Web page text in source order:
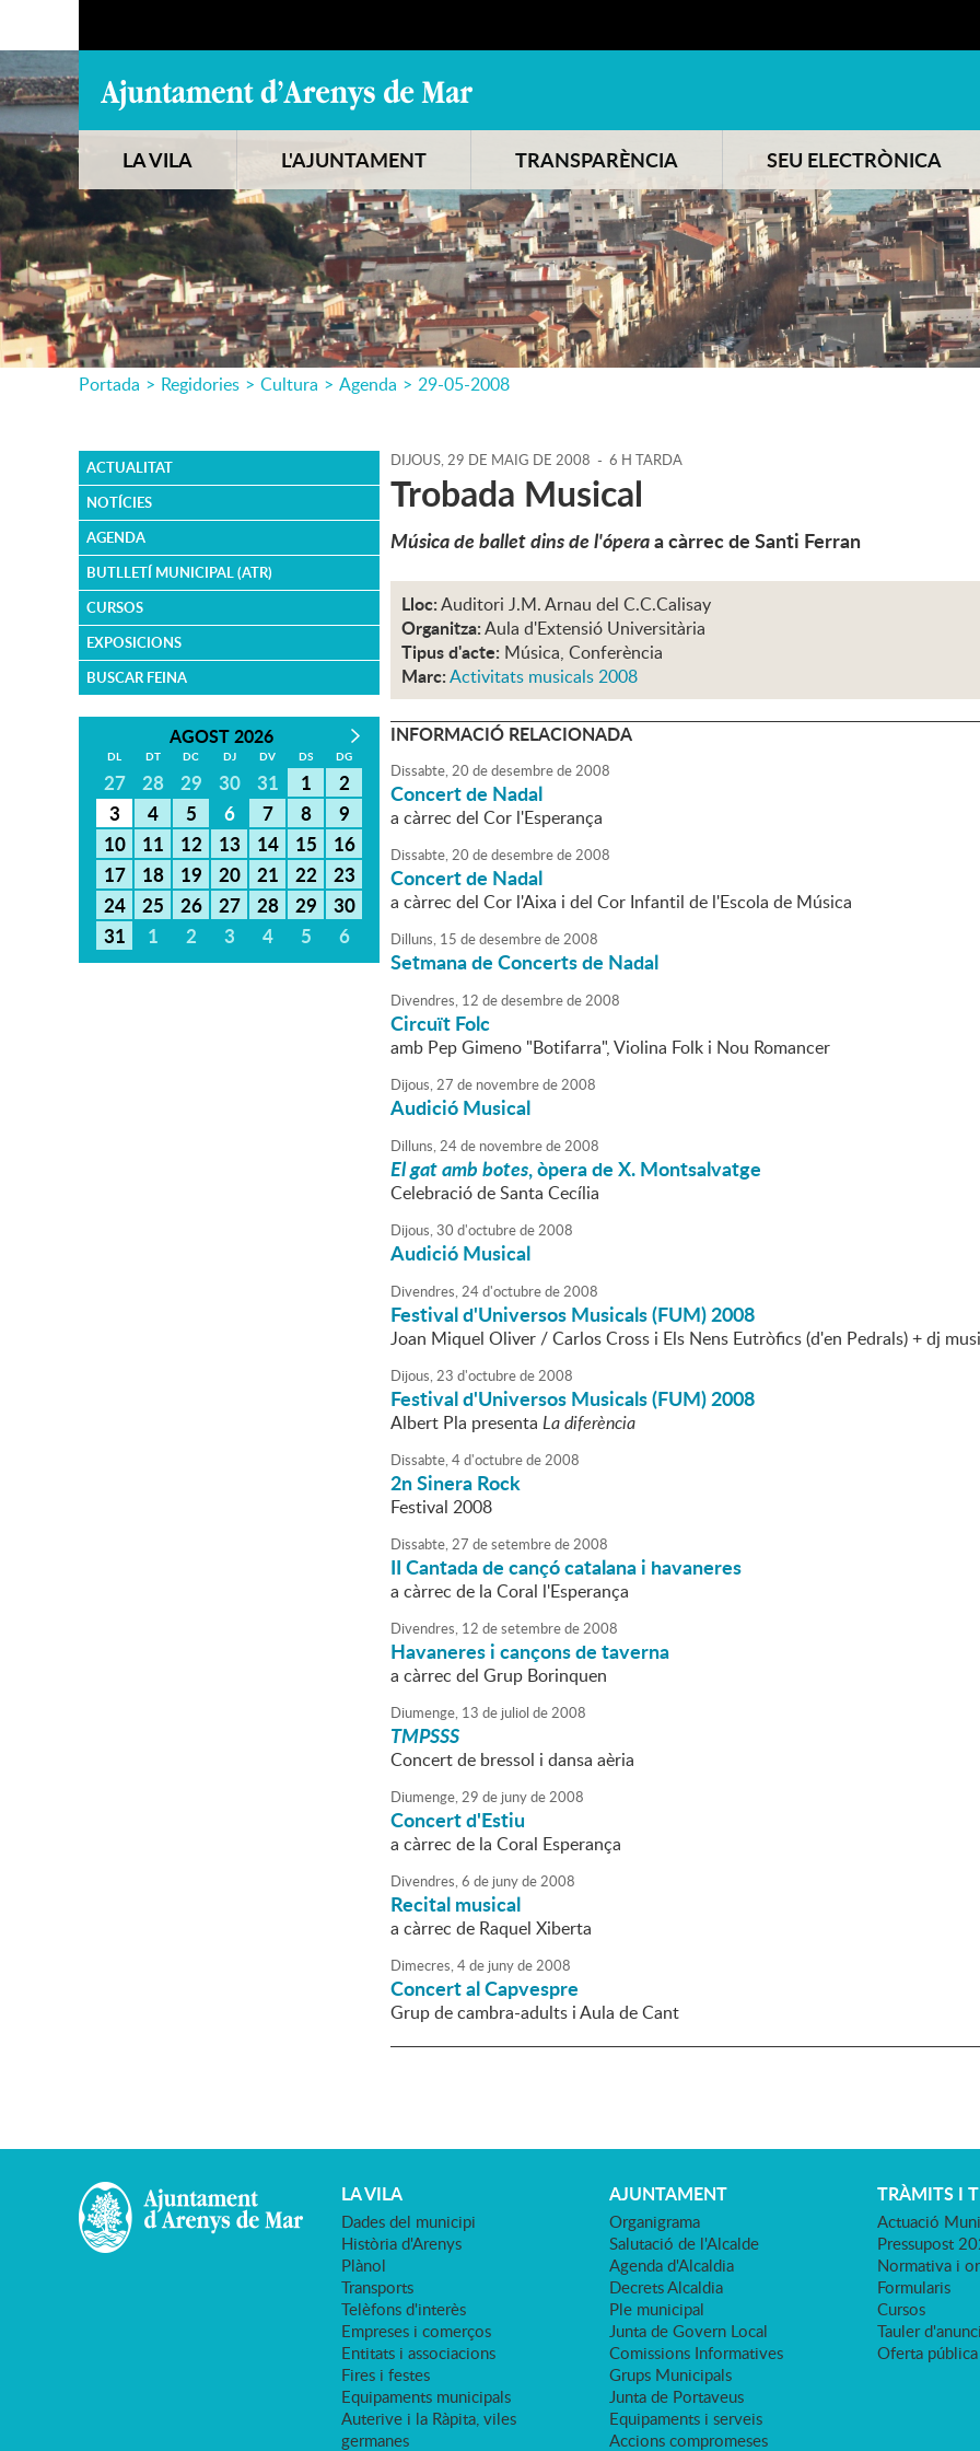
LA VILA L'AJUNTAMENT TRANSPARÈNCIA SEU ELECTRÒNICA
Portada > Regidories > Cultura > Agenda > 29-05-2008
ACTUALITAT
NOTÍCIES
AGENDA
BUTLLETÍ MUNICIPAL (ATR)
CURSOS
EXPOSICIONS
BUSCAR FEINA
AGOST 2026
DL DT DC DJ DV DS DG
27 28 29 30 31 1
2
3
4 5 6 7 8
9
10
11 12 13 14 15
16
17
18 19 20 21 22
23
24
25 26 27 28 29
30
31
1 2 3 4 5 6
DIJOUS,29 DE MAIG DE 2008 - 6 H TARDA
Trobada Musical
Música de ballet dins de l'óperaa càrrec de Santi Ferran
Lloc:Auditori J.M. Arnau del C.C.Calisay
Organitza:Aula d'Extensió Universitària
Tipus d'acte: Música, Conferència
Marc:Activitats musicals 2008
INFORMACIÓ RELACIONADA
Dissabte,20 dedesembrede2008
Concert de Nadal
a càrrec del Cor l'Esperança
Dissabte,20 dedesembrede2008
Concert de Nadal
a càrrec del Cor l'Aixa i del Cor Infantil de l'Escola de Música
Dilluns, 15 dedesembrede2008
Setmana de Concerts de Nadal
Divendres, 12 dedesembrede2008
Circuït Folc
amb Pep Gimeno "Botifarra", Violina Folk i Nou Romancer
Dijous,27 de novembrede2008
Audició Musical
Dilluns,24de novembrede2008
El gat amb botes, òpera de X. Montsalvatge
Celebració de Santa Cecília
Dijous,30 d'octubrede2008
Audició Musical
Divendres,24d'octubrede2008
Festival d'Universos Musicals (FUM) 2008
Joan Miquel Oliver / Carlos Cross i Els Nens Eutròfics (d'en Pedrals) + dj
Dijous,23 d'octubrede2008
Festival d'Universos Musicals (FUM) 2008
Albert Pla presenta La diferència
Dissabte,4d'octubrede2008
2n Sinera Rock
Festival 2008
Dissabte,27 desetembrede2008
II Cantada de cançó catalana i havaneres
a càrrec de la Coral l'Esperança
Divendres, 12 desetembrede2008
Havaneres i cançons de taverna
a càrrec del Grup Borinquen
Diumenge, 13 de juliol de2008
TMPSSS
Concert de bressol i dansa aèria
Diumenge,29 de junyde2008
Concert d'Estiu
a càrrec de la Coral Esperança
Divendres,6 de junyde2008
Recital musical
a càrrec de Raquel Xiberta
Dimecres,4de junyde2008
Concert al Capvespre
Grup de cambra-adults i Aula de Cant
LA VILA
Dades del municipi
Història d'Arenys
Plànol
Transports
Telèfons d'interès
Empreses i comerços
Entitats i associacions
Fires i festes
Equipaments municipals
Auterive i la Ràpita, viles
germanes
AJUNTAMENT
Organigrama
Salutació de l'Alcalde
Agenda d'Alcaldia
Decrets Alcaldia
Ple municipal
Junta de Govern Local
Comissions Informatives
Grups Municipals
Junta de Portaveus
Equipaments i serveis
Accions compromeses
TRÀMITS I
Actuació
Pressupost
Normativa i
Formularis
Cursos
Tauler
Oferta